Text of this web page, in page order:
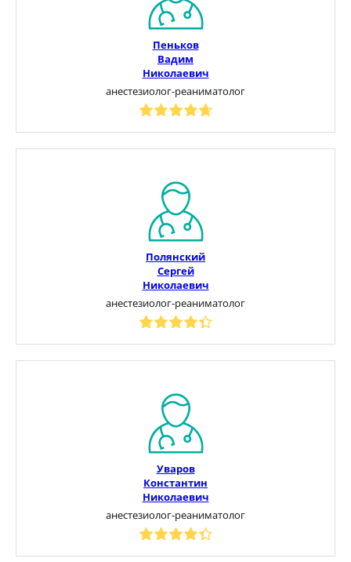
Пеньков
Вадим
Николаевич
анестезиолог-реаниматолог
Полянский
Сергей
Николаевич
анестезиолог-реаниматолог
Уваров
Константин
Николаевич
анестезиолог-реаниматолог